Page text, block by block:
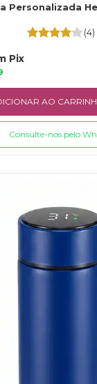
Personalizada
(4)
Pix
AO
Consulte-nos pelo